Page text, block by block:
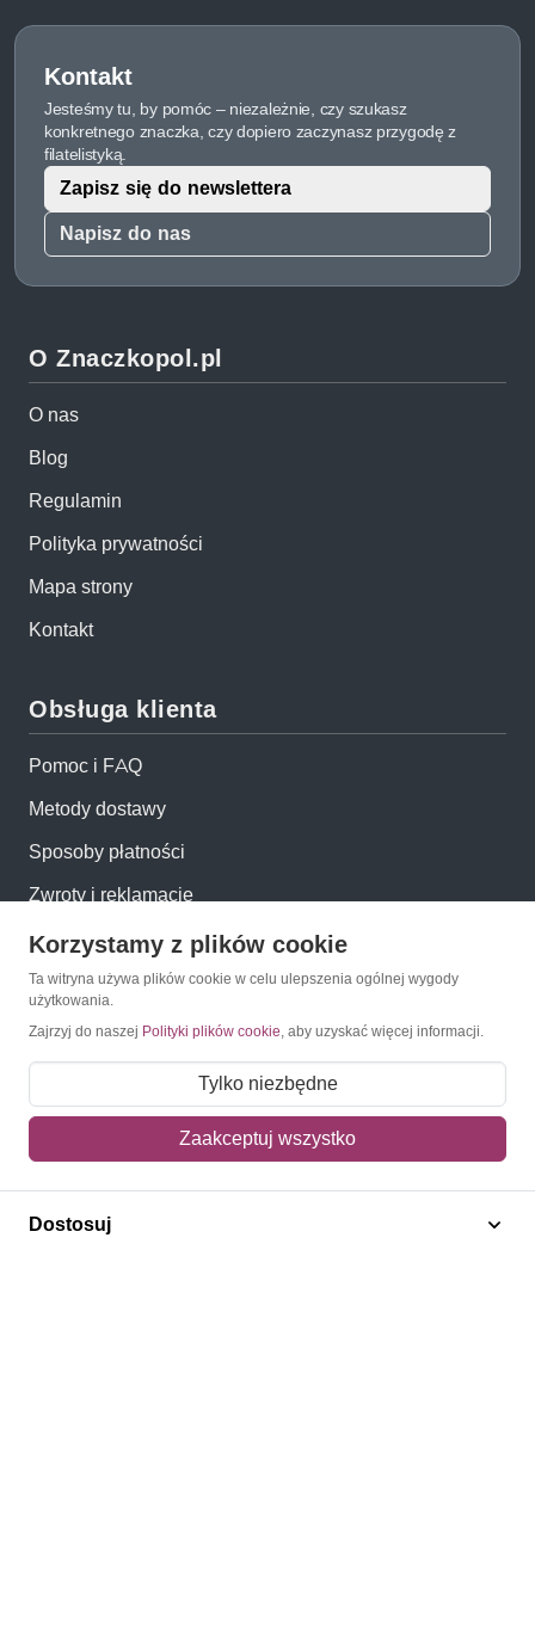
Kontakt
Jesteśmy tu, by pomóc – niezależnie, czy szukasz
konkretnego znaczka, czy dopiero zaczynasz przygodę z
filatelistyką.
Napisz do nas
Zapisz się do newslettera
O Znaczkopol.pl
O nas
Blog
Regulamin
Polityka prywatności
Mapa strony
Kontakt
Obsługa klienta
Pomoc i FAQ
Metody dostawy
Sposoby płatności
Zwroty i reklamacje
Jak kupować?
Newsletter
Konto
Moje konto
Moje zamówienia
Korzystamy z plików cookie
Ta witryna używa plików cookie w celu ulepszenia ogólnej wygody
użytkowania.
Zajrzyj do naszej Polityki plików cookie, aby uzyskać więcej informacji.
Tylko niezbędne
Zaakceptuj wszystko
Dostosuj